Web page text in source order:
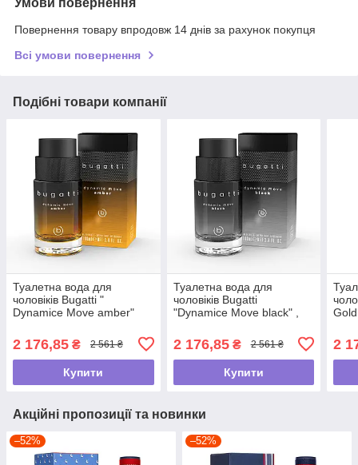
Умови повернення
Повернення товару впродовж 14 днів за рахунок покупця
Всі умови повернення
Подібні товари компанії
Туалетна вода для
чоловіків Bugatti "
Dynamice Move amber"
2 176,85 ₴ 2 561 ₴
Купити
Туалетна вода для
чоловіків Bugatti
"Dynamice Move black" ,
2 176,85₴ 2 561 ₴
Купити
2
Акційні пропозиції та новинки
–52% –52%